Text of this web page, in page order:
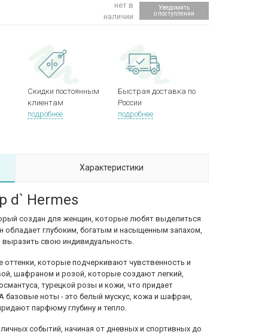
нет в
наличии
Уведомить
о поступлении
Скидки постоянным
клиентам
подробнее
Быстрая доставка по
России
подробнее
Характеристики
d` Hermes
создан для женщин, которые любят выделиться
обладает глубоким, богатым и насыщенным запахом,
свою индивидуальность.
которые подчеркивают чувственность и
шафраном и розой, которые создают легкий,
турецкой розы и кожи, что придает
базовые ноты - это белый мускус, кожа и шафран,
парфюму глубину и тепло.
событий, начиная от дневных и спортивных до